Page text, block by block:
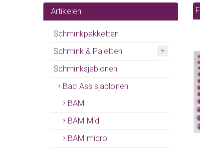
Artikelen
Schminkpakketten
Schmink & Paletten
Schminksjablonen
Bad Ass sjablonen
BAM
BAM Midi
BAM micro